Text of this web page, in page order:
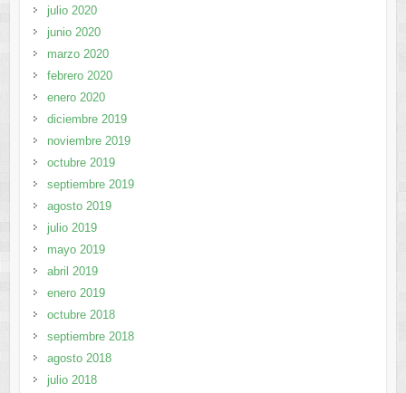
julio 2020
junio 2020
marzo 2020
febrero 2020
enero 2020
diciembre 2019
noviembre 2019
octubre 2019
septiembre 2019
agosto 2019
julio 2019
mayo 2019
abril 2019
enero 2019
octubre 2018
septiembre 2018
agosto 2018
julio 2018